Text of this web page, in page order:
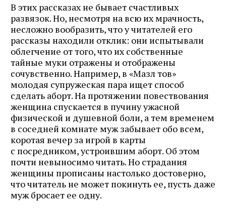
В этих рассказах не бывает счастливых
развязок. Но, несмотря на всю их мрачность,
несложно вообразить, что у читателей его
рассказы находили отклик: они испытывали
облегчение от того, что их собственные
тайные муки отражены и отображены
сочувственно. Например, в «Мазл тов»
молодая супружеская пара ищет способ
сделать аборт. На протяжении повествования
женщина спускается в пучину ужасной
физической и душевной боли, а тем временем
в соседней комнате муж забывает обо всем,
коротая вечер за игрой в карты
с посредником, устроившим аборт. Об этом
почти невыносимо читать. Но страдания
женщины прописаны настолько достоверно,
что читатель не может покинуть ее, пусть даже
муж бросает ее одну.